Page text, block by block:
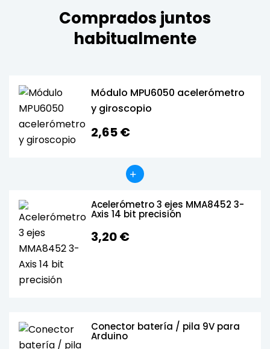
Comprados juntos
habitualmente
Módulo MPU6050 acelerómetro
y giroscopio
2,65 €
Acelerómetro 3 ejes MMA8452 3-
Axis 14 bit precisión
3,20 €
Conector batería / pila 9V para
Arduino